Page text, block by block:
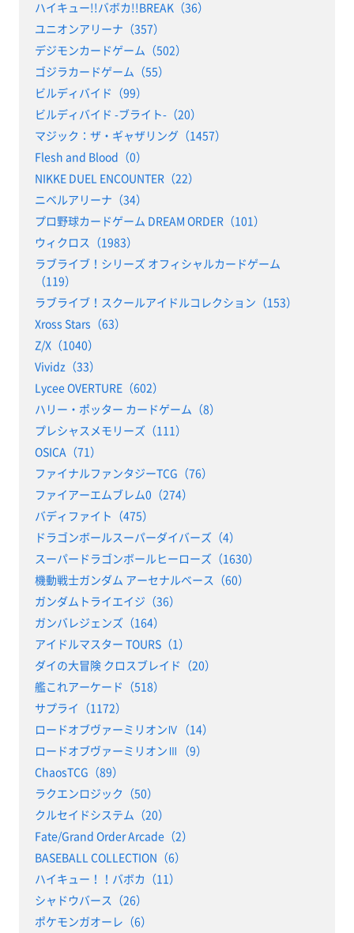
ハイキュー!!バボカ!!BREAK（36）
ユニオンアリーナ（357）
デジモンカードゲーム（502）
ゴジラカードゲーム（55）
ビルディバイド（99）
ビルディバイド -ブライト-（20）
マジック：ザ・ギャザリング（1457）
Flesh and Blood（0）
NIKKE DUEL ENCOUNTER（22）
ニベルアリーナ（34）
プロ野球カードゲーム DREAM ORDER（101）
ウィクロス（1983）
ラブライブ！シリーズ オフィシャルカードゲーム
（119）
ラブライブ！スクールアイドルコレクション（153）
Xross Stars（63）
Z/X（1040）
Vividz（33）
Lycee OVERTURE（602）
ハリー・ポッター カードゲーム（8）
プレシャスメモリーズ（111）
OSICA（71）
ファイナルファンタジーTCG（76）
ファイアーエムブレム0（274）
バディファイト（475）
ドラゴンボールスーパーダイバーズ（4）
スーパードラゴンボールヒーローズ（1630）
機動戦士ガンダム アーセナルベース（60）
ガンダムトライエイジ（36）
ガンバレジェンズ（164）
アイドルマスター TOURS（1）
ダイの大冒険 クロスブレイド（20）
艦これアーケード（518）
サプライ（1172）
ロードオブヴァーミリオンⅣ（14）
ロードオブヴァーミリオンⅢ（9）
ChaosTCG（89）
ラクエンロジック（50）
クルセイドシステム（20）
Fate/Grand Order Arcade（2）
BASEBALL COLLECTION（6）
ハイキュー！！バボカ（11）
シャドウバース（26）
ポケモンガオーレ（6）